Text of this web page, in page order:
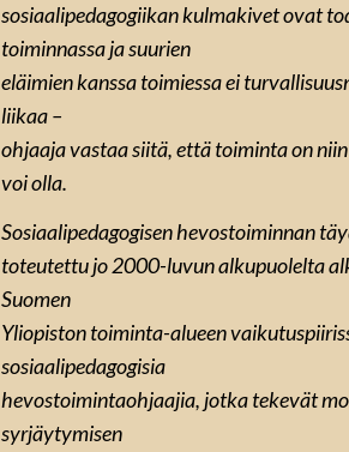
sosiaalipedagogiikan kulmakivet ovat
toiminnassa ja suurien
eläimien kanssa toimiessa ei
liikaa –
ohjaaja vastaa siitä, että toiminta on
voi olla.
Sosiaalipedagogisen hevostoiminnan
toteutettu jo 2000-luvun alkupuolelta
Suomen
Yliopiston toiminta-alueen
sosiaalipedagogisia
hevostoimintaohjaajia, jotka tekevät
syrjäytymisen